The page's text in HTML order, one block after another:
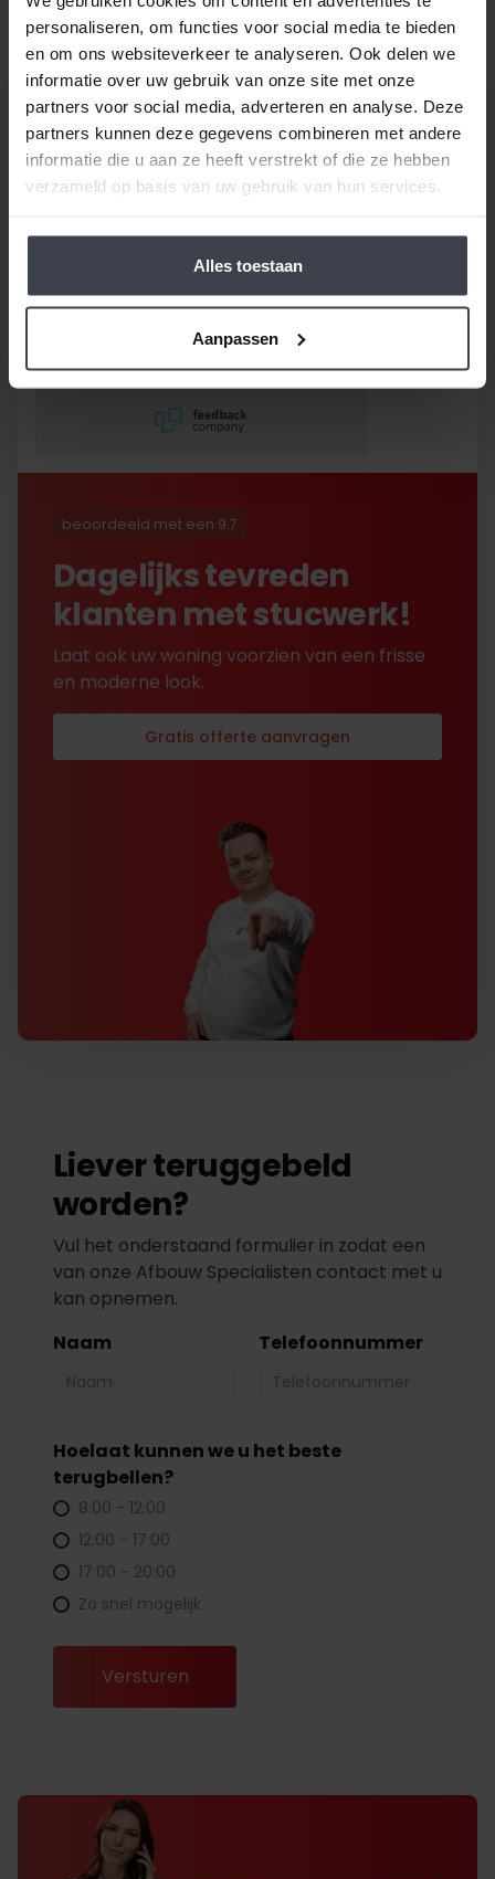
personaliseren, om functies voor social media te bieden
en om ons websiteverkeer te analyseren. Ook delen we
informatie over uw gebruik van onze site met onze
partners voor social media, adverteren en analyse. Deze
partners kunnen deze gegevens combineren met andere
informatie die u aan ze heeft verstrekt of die ze hebben
verzameld op basis van uw gebruik van hun services.
Alles toestaan
Aanpassen
Goed bedrijf waar
afspraken worden
nageleefd. Paar dingetjes
mis maar zelf opgelost en
korting gekregen. Duurde
lang eer ik de sleutel
met excuses , maar na
is alles toch na
beoordeeld met een 9.7
Dagelijks tevreden
klanten met stucwerk!
Laat ook uw woning voorzien van een frisse
en moderne look.
Gratis offerte aanvragen
Liever teruggebeld
worden?
Vul het onderstaand formulier in zodat een
van onze Afbouw Specialisten contact met u
kan opnemen.
Naam
Telefoonnummer
Hoelaat kunnen we u het beste
terugbellen?
8:00 - 12:00
12:00 - 17:00
17:00 - 20:00
Zo snel mogelijk